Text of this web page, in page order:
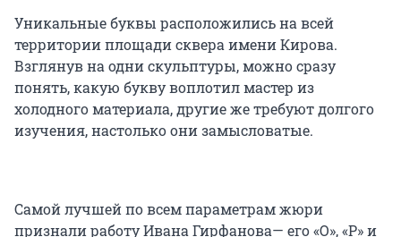
Уникальные буквы расположились на всей
территории площади сквера имени Кирова.
Взглянув на одни скульптуры, можно сразу
понять, какую букву воплотил мастер из
холодного материала, другие же требуют долгого
изучения, настолько они замысловатые.
Самой лучшей по всем параметрам жюри
признали работу Ивана Гирфанова— его «О», «Р» и